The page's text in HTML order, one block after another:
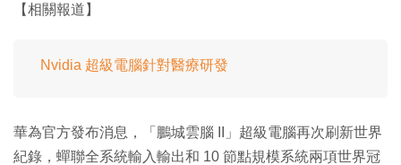
【相關報道】
Nvidia 超級電腦針對醫療研發
華為官方發布消息，「鵬城雲腦 II」超級電腦再次刷新世界
紀錄，蟬聯全系統輸入輸出和 10 節點規模系統兩項世界冠